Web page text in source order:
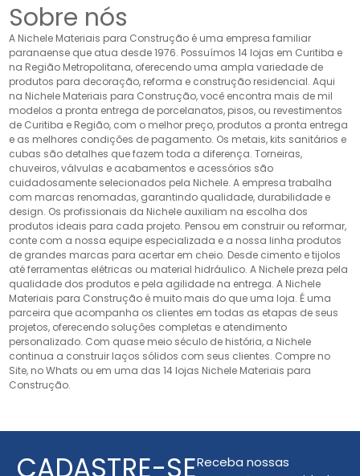
Sobre nós
A Nichele Materiais para Construção é uma empresa familiar
paranaense que atua desde 1976. Possuímos 14 lojas em Curitiba e
na Região Metropolitana, oferecendo uma ampla variedade de
produtos para decoração, reforma e construção residencial. Aqui
na Nichele Materiais para Construção, você encontra mais de mil
modelos a pronta entrega de porcelanatos, pisos, ou revestimentos
de Curitiba e Região, com o melhor preço, produtos a pronta entrega
e as melhores condições de pagamento. Os metais, kits sanitários e
cubas são detalhes que fazem toda a diferença. Torneiras,
chuveiros, válvulas e acabamentos e acessórios são
cuidadosamente selecionados pela Nichele. A empresa trabalha
com marcas renomadas, garantindo qualidade, durabilidade e
design. Os profissionais da Nichele auxiliam na escolha dos
produtos ideais para cada projeto. Pensou em construir ou reformar,
conte com a nossa equipe especializada e a nossa linha produtos
de grandes marcas para acertar em cheio. Desde cimento e tijolos
até ferramentas elétricas ou material hidráulico. A Nichele preza pela
qualidade dos produtos e pela agilidade na entrega. A Nichele
Materiais para Construção é muito mais do que uma loja. É uma
parceira que acompanha os clientes em todas as etapas de seus
projetos, oferecendo soluções completas e atendimento
personalizado. Com quase meio século de história, a Nichele
continua a construir laços sólidos com seus clientes. Compre no
Site, no Whats ou em uma das 14 lojas Nichele Materiais para
Construção.
Receba nossas